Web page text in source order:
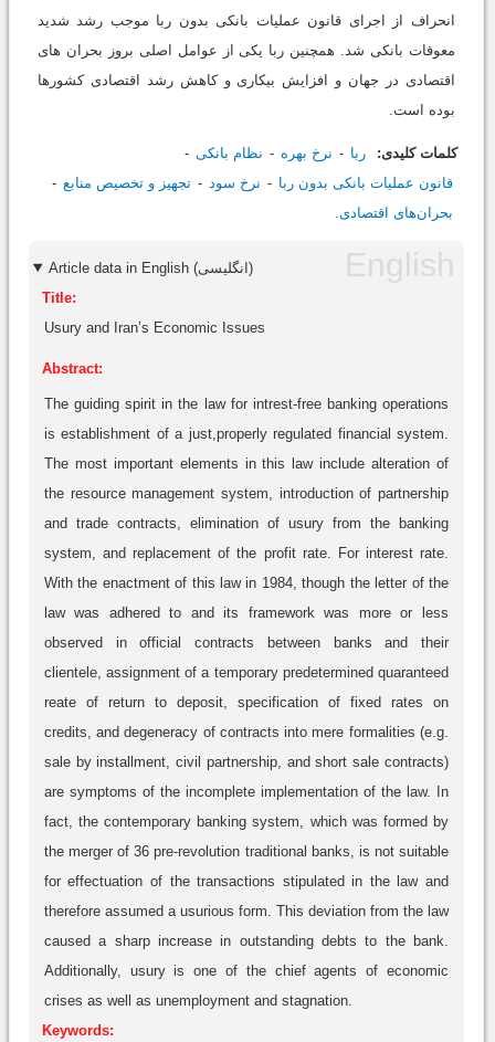
انحراف از اجرای قانون عملیات بانکی بدون ربا موجب رشد شدید
معوقات بانکی شد. همچنین ربا یکی از عوامل اصلی بروز بحران های
اقتصادی در جهان و افزایش بیکاری و کاهش رشد اقتصادی کشورها
بوده است.
کلمات کلیدی: ربا نرخ بهره
نظام بانکی
قانون عملیات بانکی بدون ربا
نرخ سود
تجهیز و تخصیص منابع
بحران‌های اقتصادی.
Article data in English (انگلیسی)
Title:
Usury and Iran’s Economic Issues
Abstract:
The guiding spirit in the law for intrest-free banking operations
is establishment of a just,properly regulated financial system.
The most important elements in this law include alteration of
the resource management system, introduction of partnership
and trade contracts, elimination of usury from the banking
system, and replacement of the profit rate. For interest rate.
With the enactment of this law in 1984, though the letter of the
law was adhered to and its framework was more or less
observed in official contracts between banks and their
clientele, assignment of a temporary predetermined quaranteed
reate of return to deposit, specification of fixed rates on
credits, and degeneracy of contracts into mere formalities (e.g.
sale by installment, civil partnership, and short sale contracts)
are symptoms of the incomplete implementation of the law. In
fact, the contemporary banking system, which was formed by
the merger of 36 pre-revolution traditional banks, is not suitable
for effectuation of the transactions stipulated in the law and
therefore assumed a usurious form. This deviation from the law
caused a sharp increase in outstanding debts to the bank.
Additionally, usury is one of the chief agents of economic
crises as well as unemployment and stagnation.
Keywords: